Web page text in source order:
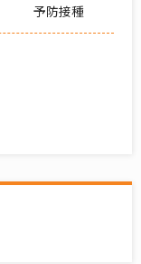
予防接種